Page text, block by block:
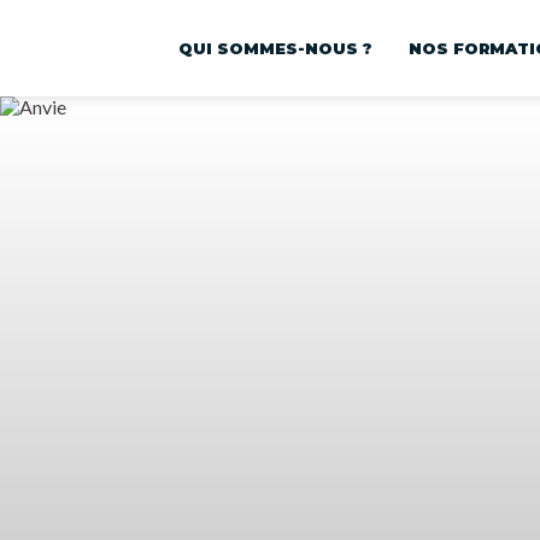
QUI SOMMES-NOUS ? NOS